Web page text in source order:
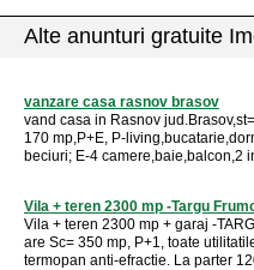
Alte anunturi gratuite
vanzare casa rasnov brasov
vand casa in Rasnov
170 mp,P+E, P-
beciuri; E-4 camere,baie,balcon,2
Vila + teren 2300 mp -Targu
Vila + teren 2300 mp + garaj -
are Sc= 350 mp, P+1, toate
termopan anti-efractie. La parter